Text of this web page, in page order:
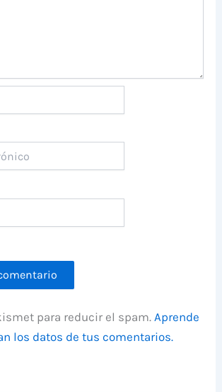
para reducir el spam.Aprende
los datos de tus comentarios.